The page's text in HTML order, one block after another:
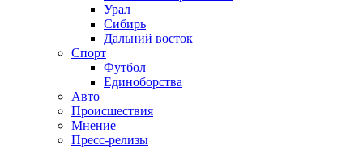
Урал
Сибирь
Дальний восток
Спорт
Футбол
Единоборства
Авто
Происшествия
Мнение
Пресс-релизы